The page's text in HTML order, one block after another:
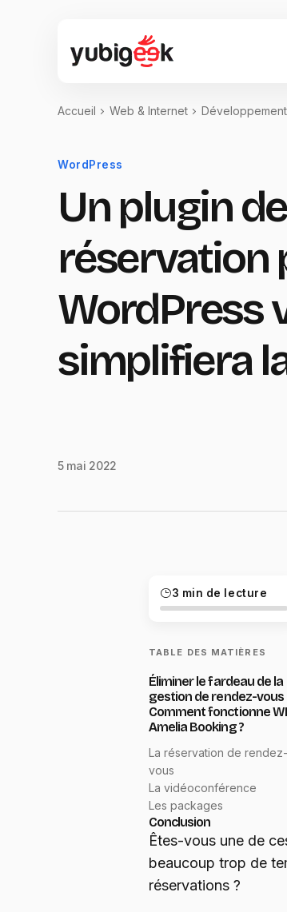
Accueil Web & Internet Développement
WordPress
Un plugin de
réservation
WordPress
simplifiera
5 mai 2022
3 min de lecture
TABLE DES MATIÈRES
Éliminer le fardeau de la
gestion de rendez-vous
Comment fonctionne
Amelia Booking ?
La réservation de rendez-
vous
La vidéoconférence
Les packages
Conclusion
Êtes-vous une de
beaucoup trop de
réservations ?